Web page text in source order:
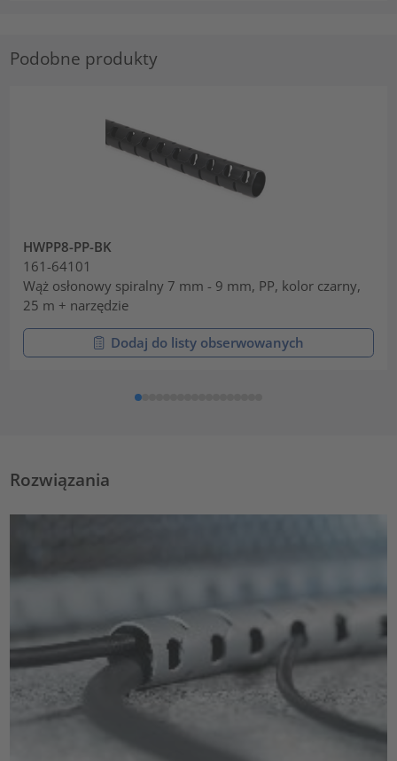
Podobne produkty
HWPP8-PP-BK
161-64101
Wąż osłonowy spiralny 7 mm - 9 mm, PP, kolor czarny,
25 m + narzędzie
Dodaj do listy obserwowanych
Rozwiązania